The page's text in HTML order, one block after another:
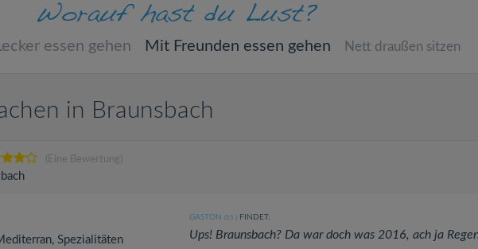
essen gehen Mit Freunden essen gehen Nett draußen sitzen
in Braunsbach
(Eine Bewertung)
Spezialitäten
GASTON (15 )FINDET:
Ups! Braunsbach? Da war doch was 2016, ach ja